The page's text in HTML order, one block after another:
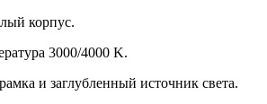
корпус.
3000/4000 K.
и заглубленный источник света.